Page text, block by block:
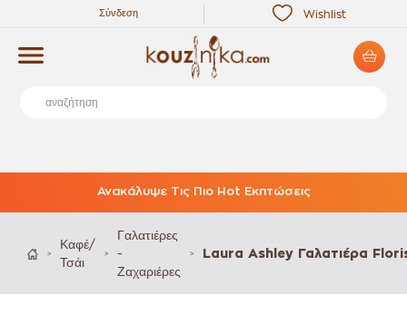
Wishlist
Σύνδεση
Ανακάλυψε Τις Πιο Hot Εκπτώσεις
>
Καφέ/
Τσάι
>
Γαλατιέρες
-
Ζαχαριέρες
> Laura Ashley Γαλατιέρα